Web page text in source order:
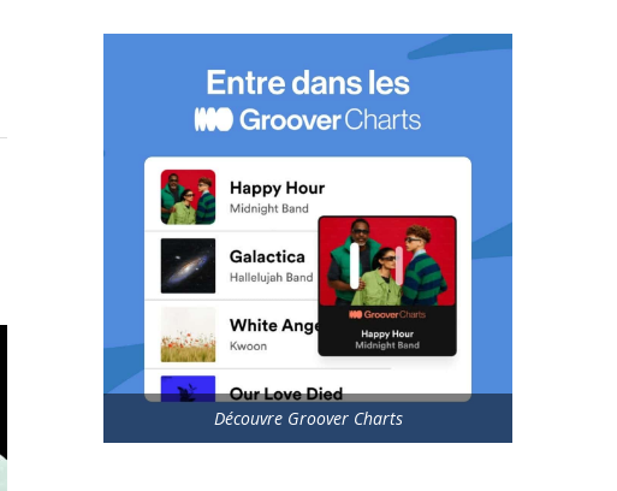
Découvre Groover Charts